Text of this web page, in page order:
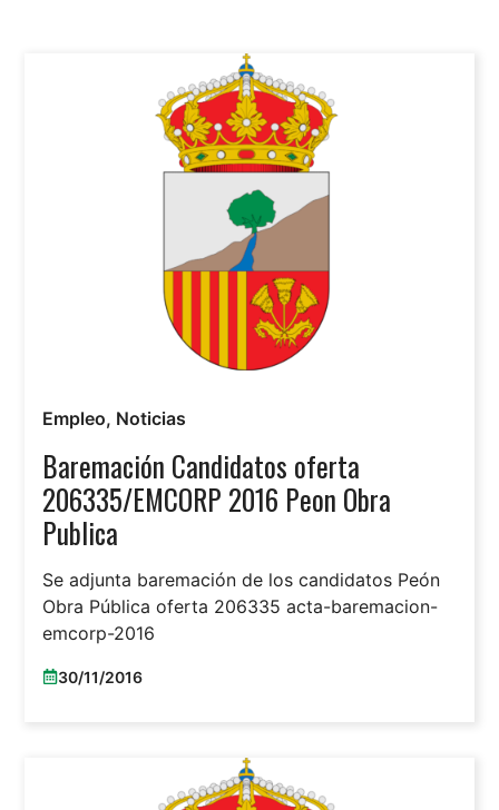
Empleo, Noticias
Baremación Candidatos oferta
206335/EMCORP 2016 Peon Obra
Publica
Se adjunta baremación de los candidatos Peón
Obra Pública oferta 206335 acta-baremacion-
emcorp-2016
30/11/2016